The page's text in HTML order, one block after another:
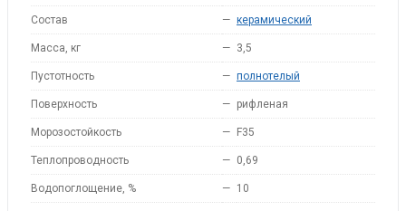
Состав — керамический
Масса, кг — 3,5
Пустотность — полнотелый
Поверхность — рифленая
Морозостойкость — F35
Теплопроводность — 0,69
Водопоглощение, % — 10